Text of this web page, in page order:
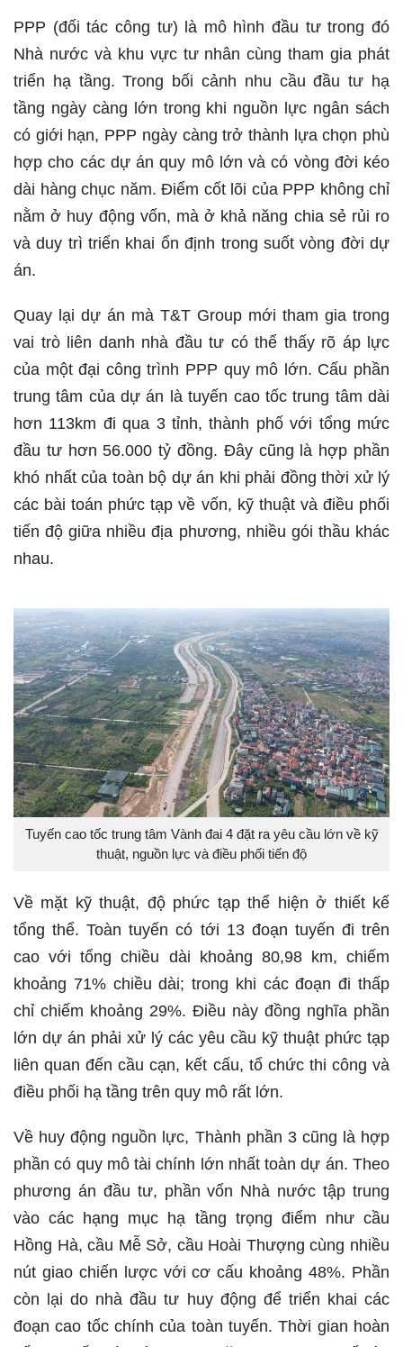
PPP (đối tác công tư) là mô hình đầu tư trong đó
Nhà nước và khu vực tư nhân cùng tham gia phát
triển hạ tầng. Trong bối cảnh nhu cầu đầu tư hạ
tầng ngày càng lớn trong khi nguồn lực ngân sách
có giới hạn, PPP ngày càng trở thành lựa chọn phù
hợp cho các dự án quy mô lớn và có vòng đời kéo
dài hàng chục năm. Điểm cốt lõi của PPP không chỉ
nằm ở huy động vốn, mà ở khả năng chia sẻ rủi ro
và duy trì triển khai ổn định trong suốt vòng đời dự
án.
Quay lại dự án mà T&T Group mới tham gia trong
vai trò liên danh nhà đầu tư có thể thấy rõ áp lực
của một đại công trình PPP quy mô lớn. Cấu phần
trung tâm của dự án là tuyến cao tốc trung tâm dài
hơn 113km đi qua 3 tỉnh, thành phố với tổng mức
đầu tư hơn 56.000 tỷ đồng. Đây cũng là hợp phần
khó nhất của toàn bộ dự án khi phải đồng thời xử lý
các bài toán phức tạp về vốn, kỹ thuật và điều phối
tiến độ giữa nhiều địa phương, nhiều gói thầu khác
nhau.
Tuyến cao tốc trung tâm Vành đai 4 đặt ra yêu cầu lớn về kỹ
thuật, nguồn lực và điều phối tiến độ
Về mặt kỹ thuật, độ phức tạp thể hiện ở thiết kế
tổng thể. Toàn tuyến có tới 13 đoạn tuyến đi trên
cao với tổng chiều dài khoảng 80,98 km, chiếm
khoảng 71% chiều dài; trong khi các đoạn đi thấp
chỉ chiếm khoảng 29%. Điều này đồng nghĩa phần
lớn dự án phải xử lý các yêu cầu kỹ thuật phức tạp
liên quan đến cầu cạn, kết cấu, tổ chức thi công và
điều phối hạ tầng trên quy mô rất lớn.
Về huy động nguồn lực, Thành phần 3 cũng là hợp
phần có quy mô tài chính lớn nhất toàn dự án. Theo
phương án đầu tư, phần vốn Nhà nước tập trung
vào các hạng mục hạ tầng trọng điểm như cầu
Hồng Hà, cầu Mễ Sở, cầu Hoài Thượng cùng nhiều
nút giao chiến lược với cơ cấu khoảng 48%. Phần
còn lại do nhà đầu tư huy động để triển khai các
đoạn cao tốc chính của toàn tuyến. Thời gian hoàn